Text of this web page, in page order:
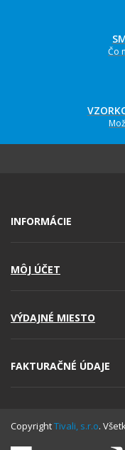
Čo
INFORMÁCIE
MÔJ ÚČET
VÝDAJNÉ MIESTO
FAKTURAČNÉ ÚDAJE
CopyrightTivali, s.r.o.